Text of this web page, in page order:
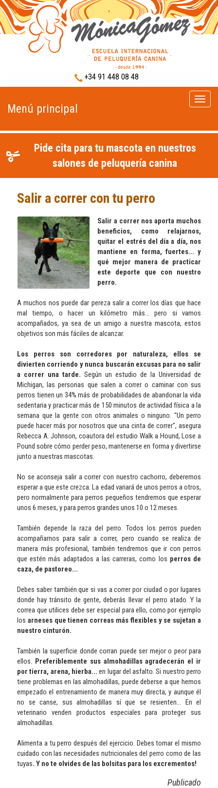
+34 91 448 08 48
Menú
Menú principal
Pide cita para tu mascota en nuestros
salones de peluquería canina
Salir a correr con tu perro
Salir a correr nos aporta muchos
beneficios, como relajarnos,
quitar el estrés del día a día, nos
mantiene en forma, fuertes... y
qué mejor manera de practicar
este deporte que con nuestro
perro.
A muchos nos puede dar pereza salir a correr los días que hace
mal tiempo, o hacer un kilómetro más... pero si vamos
acompañados, ya sea de un amigo a nuestra mascota, estos
objetivos son más fáciles de alcanzar.
Los perros son corredores por naturaleza, ellos se
divierten corriendo y nunca buscarán excusas para no salir
a correr una tarde. Según un estudio de la Universidad de
Michigan, las personas que salen a correr o caminar con sus
perros tienen un 34% más de probabilidades de abandonar la vida
sedentaria y practicar más de 150 minutos de actividad física a la
semana que la gente con otros animales o ninguno. "Un perro
puede hacer más por nosotros que una cinta de correr", asegura
Rebecca A. Johnson, coautora del estudio Walk a Hound, Lose a
Pound sobre cómo perder peso, mantenerse en forma y divertirse
junto a nuestras mascotas.
No se aconseja salir a correr con nuestro cachorro, deberemos
esperar a que este crezca. La edad variará de unos perros a otros,
pero normalmente para perros pequeños tendremos que esperar
unos 6 meses, y para perros grandes unos 10 o 12 meses.
También depende la raza del perro. Todos los perros pueden
acompañarnos para salir a correr, pero cuando se realiza de
manera más profesional, también tendremos que ir con perros
que estén más adaptados a las carreras, como los perros de
caza, de pastoreo...
Debes saber también que si vas a correr por ciudad o por lugares
donde hay tránsito de gente, deberás llevar el perro atado. Y la
correa que utilices debe ser especial para ello, como por ejemplo
los arneses que tienen correas más flexibles y se sujetan a
nuestro cinturón.
También la superficie donde corran puede ser mejor o peor para
ellos. Preferiblemente sus almohadillas agradecerán el ir
por tierra, arena, hierba...en lugar del asfalto. Si nuestro perro
tiene problemas en las almohadillas, puede deberse a que hemos
empezado el entrenamiento de manera muy directa, y aunque él
no se canse, sus almohadillas sí que se resienten... En el
veterinario venden productos especiales para proteger sus
almohadillas.
Alimenta a tu perro después del ejercicio. Debes tomar el mismo
cuidado con las necesidades nutricionales del perro como de las
tuyas. Y no te olvides de las bolsitas para los excrementos!
Publicado